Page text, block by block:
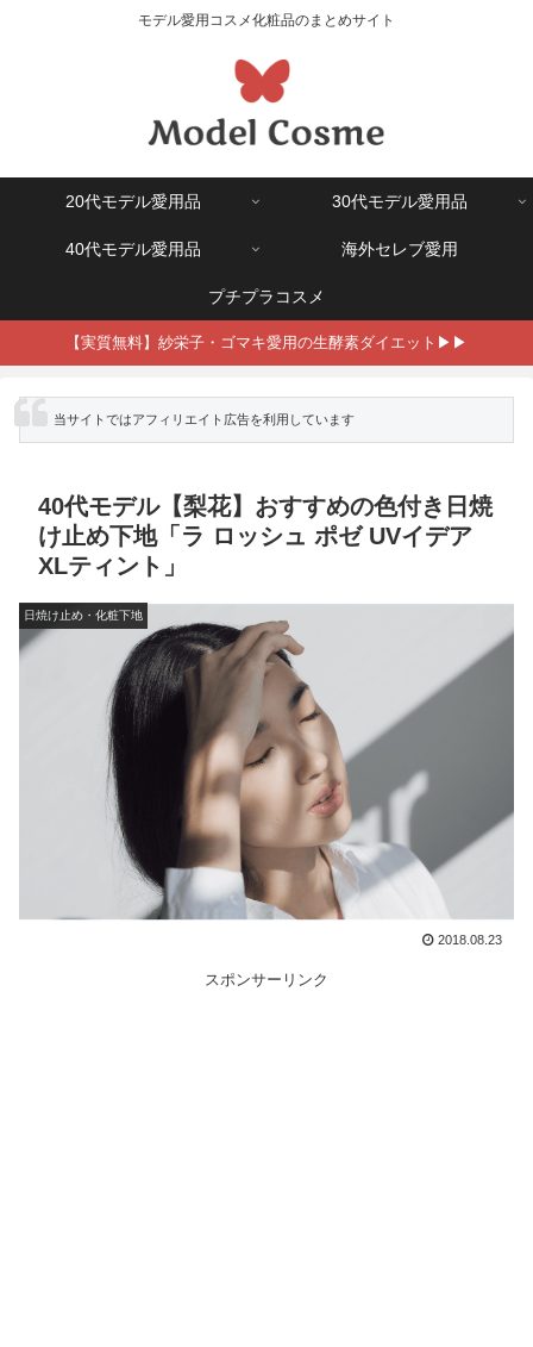
モデル愛用コスメ化粧品のまとめサイト
20代モデル愛用品 30代モデル愛用品
40代モデル愛用品 海外セレブ愛用
プチプラコスメ
【実質無料】紗栄子・ゴマキ愛用の生酵素ダイエット▶▶
※ 当サイトではアフィリエイト広告を利用しています
40代モデル【梨花】おすすめの色付き日焼
け止め下地「ラ ロッシュ ポゼ UVイデア
XLティント」
日焼け止め・化粧下地
2018.08.23
スポンサーリンク